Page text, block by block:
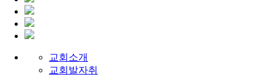
교회소개
교회발자취